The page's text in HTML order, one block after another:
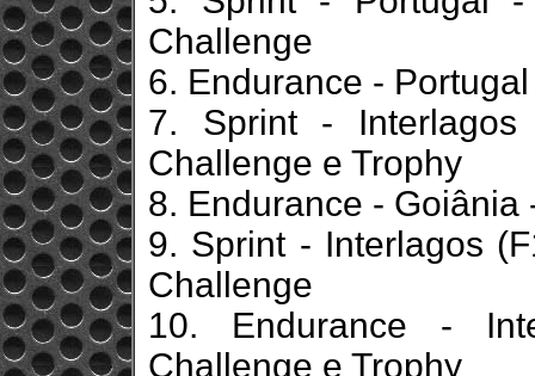
Challenge
6. Endurance -
7. Sprint -
Challenge e Trophy
8. Endurance -
9. Sprint - Interlagos
Challenge
10. Endurance -
Challenge e Trophy